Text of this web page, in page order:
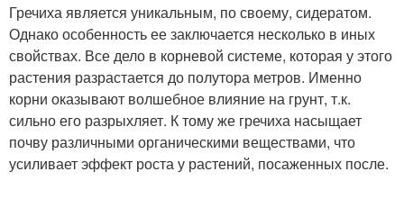
Гречиха является уникальным, по своему, сидератом.
Однако особенность ее заключается несколько в иных
свойствах. Все дело в корневой системе, которая у этого
растения разрастается до полутора метров. Именно
корни оказывают волшебное влияние на грунт, т.к.
сильно его разрыхляет. К тому же гречиха насыщает
почву различными органическими веществами, что
усиливает эффект роста у растений, посаженных после.